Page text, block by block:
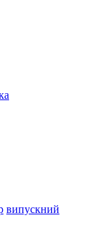
випускний